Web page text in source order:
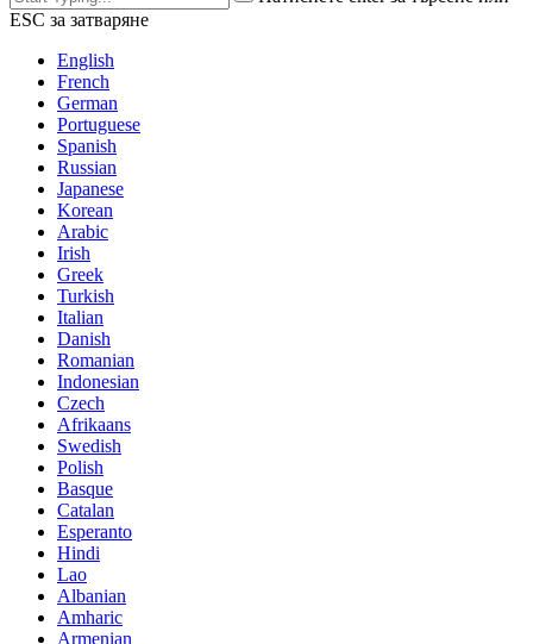
ESC за затваряне
English
French
German
Portuguese
Spanish
Russian
Japanese
Korean
Arabic
Irish
Greek
Turkish
Italian
Danish
Romanian
Indonesian
Czech
Afrikaans
Swedish
Polish
Basque
Catalan
Esperanto
Hindi
Lao
Albanian
Amharic
Armenian